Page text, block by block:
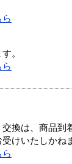
。
換は、商品
けいたしかね